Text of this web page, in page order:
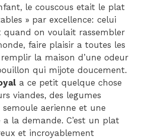
le couscous etait le plat
» par excellence: celui
quand on voulait rassembler
faire plaisir a toutes les
la maison d’une odeur
qui mijote doucement.
a ce petit quelque chose
viandes, des legumes
aerienne et une
a la demande. C’est un plat
et incroyablement